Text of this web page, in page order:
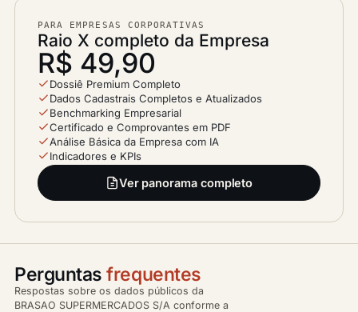
PARA EMPRESAS CORPORATIVAS
Raio X completo da Empresa
R$ 49,90
Dossiê Premium Completo
Dados Cadastrais Completos e Atualizados
Benchmarking Empresarial
Certificado e Comprovantes em PDF
Análise Básica da Empresa com IA
Indicadores e KPIs
Ver panorama completo
Perguntasfrequentes
Respostas sobre os dados públicos da
BRASAO SUPERMERCADOS S/A conforme a